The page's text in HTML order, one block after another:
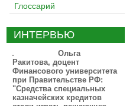
Глоссарий
ИНТЕРВЬЮ
Ольга
Ракитова, доцент
Финансового университета
при Правительстве РФ:
"Средства специальных
казначейских кредитов